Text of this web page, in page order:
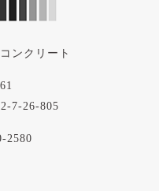
ンクリート
7-26-805
2580